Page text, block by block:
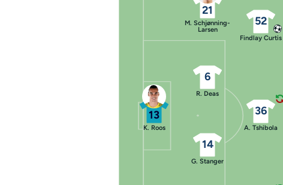
13
K. Roos
21
M. Schjønning-
Larsen
6
R. Deas
14
G. Stanger
52
Findlay Curtis
36
A. Tshibola